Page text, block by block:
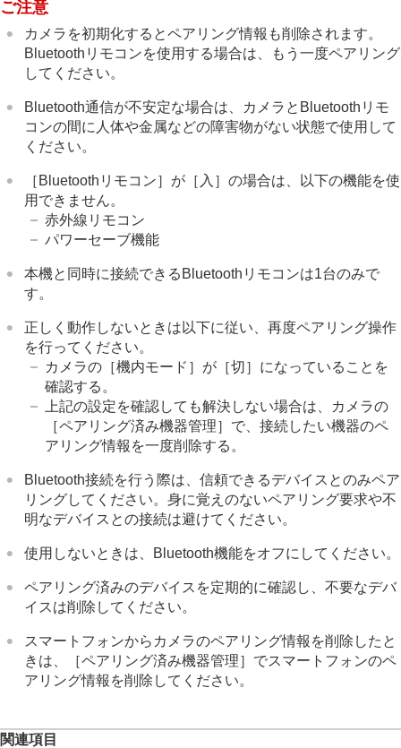
ご注意
カメラを初期化するとペアリング情報も削除されます。
Bluetoothリモコンを使用する場合は、もう一度ペアリング
してください。
Bluetooth通信が不安定な場合は、カメラとBluetoothリモ
コンの間に人体や金属などの障害物がない状態で使用して
ください。
［Bluetoothリモコン］ が ［入］の場合は、以下の機能を使
用できません。
赤外線リモコン
パワーセーブ機能
本機と同時に接続できるBluetoothリモコンは1台のみで
す。
正しく動作しないときは以下に従い、再度ペアリング操作
を行ってください。
カメラの ［機内モード］ が ［切］ になっていることを
確認する。
上記の設定を確認しても解決しない場合は、カメラの
［ペアリング済み機器管理］ で、接続したい機器のペ
アリング情報を一度削除する。
Bluetooth接続を行う際は、信頼できるデバイスとのみペア
リングしてください。身に覚えのないペアリング要求や不
明なデバイスとの接続は避けてください。
使用しないときは、Bluetooth機能をオフにしてください。
ペアリング済みのデバイスを定期的に確認し、不要なデバ
イスは削除してください。
スマートフォンからカメラのペアリング情報を削除したと
きは、
［ペアリング済み機器管理］ でスマートフォンのペ
アリング情報を削除してください。
関連項目